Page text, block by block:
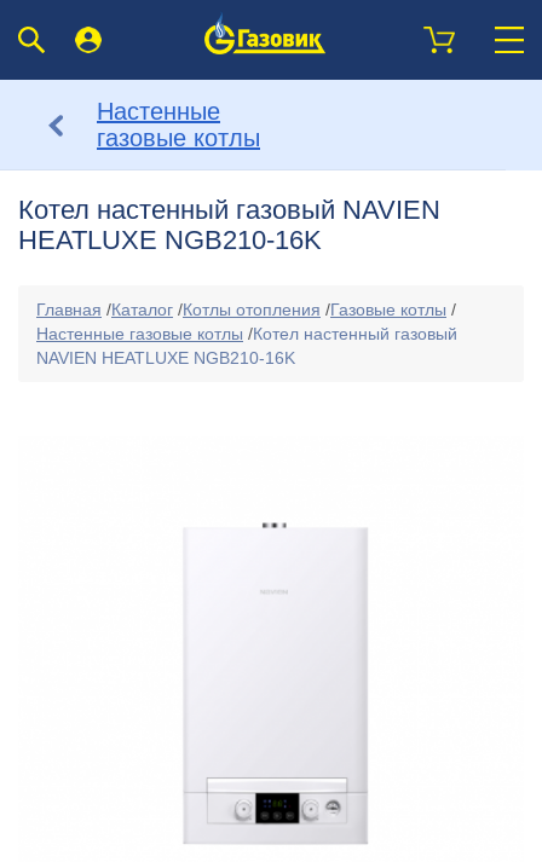
Настенные
газовые котлы
Котел настенный газовый NAVIEN
HEATLUXE NGB210-16K
Главная /Каталог /Котлы отопления /Газовые котлы /
Настенные газовые котлы /Котел настенный газовый
NAVIEN HEATLUXE NGB210-16K